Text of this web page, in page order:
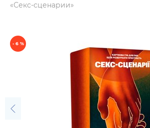
«Секс-сценарии»
- 6 %